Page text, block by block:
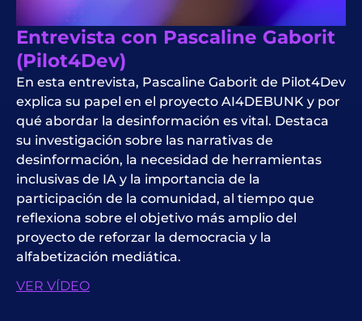
Entrevista con Pascaline Gaborit
(Pilot4Dev)
En esta entrevista, Pascaline Gaborit de Pilot4Dev
explica su papel en el proyecto AI4DEBUNK y por
qué abordar la desinformación es vital. Destaca
su investigación sobre las narrativas de
desinformación, la necesidad de herramientas
inclusivas de IA y la importancia de la
participación de la comunidad, al tiempo que
reflexiona sobre el objetivo más amplio del
proyecto de reforzar la democracia y la
alfabetización mediática.
VER VÍDEO